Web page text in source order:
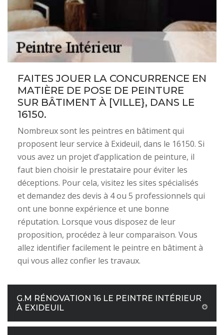
FAITES JOUER LA CONCURRENCE EN
MATIÈRE DE POSE DE PEINTURE
SUR BÂTIMENT À [VILLE}, DANS LE
16150.
Nombreux sont les peintres en bâtiment qui
proposent leur service à Exideuil, dans le 16150. Si
vous avez un projet d’application de peinture, il
faut bien choisir le prestataire pour éviter les
déceptions. Pour cela, visitez les sites spécialisés
et demandez des devis à 4 ou 5 professionnels qui
ont une bonne expérience et une bonne
réputation. Lorsque vous disposez de leur
proposition, procédez à leur comparaison. Vous
allez identifier facilement le peintre en bâtiment à
qui vous allez confier les travaux.
G.M RÉNOVATION 16 LE PEINTRE INTÉRIEUR
À EXIDEUIL